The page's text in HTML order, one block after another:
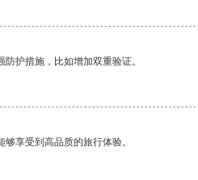
护措施，比如增加双重验证。
享受到高品质的旅行体验。